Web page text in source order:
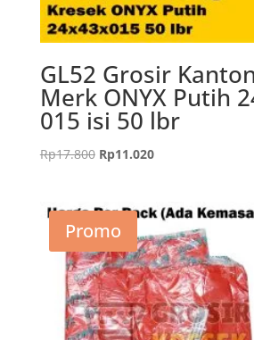
GL52 Grosir
Merk ONYX Putih
015 isi 50 lbr
Rp17.800 Harga
Rp17.800.
Rp11.020Harga
adalah:
Rp11.020.
Promo